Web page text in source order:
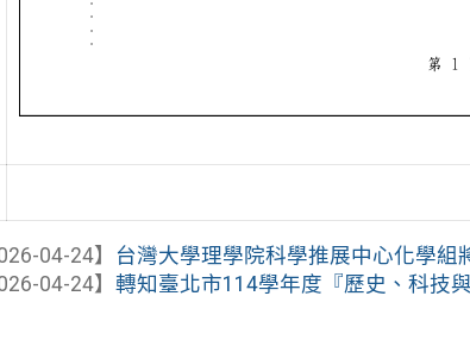
04-24】 台灣大學理學院科學推展中心化學組
04-24】轉知臺北市114學年度『歷史、科技